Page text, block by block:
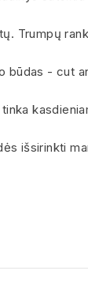
Trumpų
būdas - cut
išsirinkti